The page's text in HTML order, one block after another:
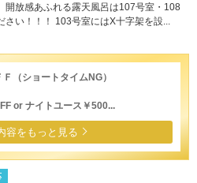
開放感あふれる露天風呂は107号室・108
い！！！ 103号室にはX十字架を設...
（ショートタイムNG）
or ナイトユース￥500...
容をもっと見る